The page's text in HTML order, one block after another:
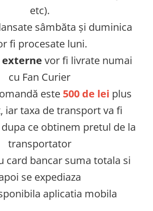
etc).
sâmbăta și duminica
fi procesate luni.
externe vor fi livrate numai
cu Fan Curier
este 500 de lei plus
iar taxa de transport va fi
ce obtinem pretul de la
transportator
card bancar suma totala si
se expediaza
aplicatia mobila